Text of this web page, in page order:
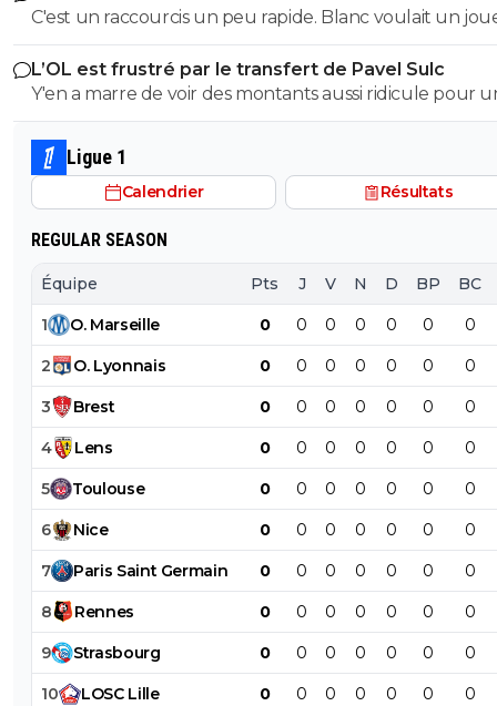
C'est un raccourcis un peu rapide. Blanc voulait un joueur
du Betis dont j'ai oublié le nom, et on a recruté sa
L’OL est frustré par le transfert de Pavel Sulc
Y'en a marre de voir des montants aussi ridicule pour
joueur comme Pavel! Donc Vaz (par exemple) a été
30 M€ à la Roma sans n'avoir jamais rien montré et
a réalisé une saison exceptionnelle ne partirai QUE
M€ ! Il en vaut le double, faites vous respecter
arnaquer
Ligue 1
Calendrier Résultats
REGULAR SEASON
Équipe Pts J V N D BP BC
1 O. Marseille 0 0 0 0 0 0 0
2 O. Lyonnais 0 0 0 0 0 0 0
3 Brest 0 0 0 0 0 0 0
4 Lens 0 0 0 0 0 0 0
5 Toulouse 0 0 0 0 0 0 0
6 Nice 0 0 0 0 0 0 0
7 Paris Saint Germain 0 0 0 0 0 0 0
8 Rennes 0 0 0 0 0 0 0
9 Strasbourg 0 0 0 0 0 0 0
10 LOSC Lille 0 0 0 0 0 0 0